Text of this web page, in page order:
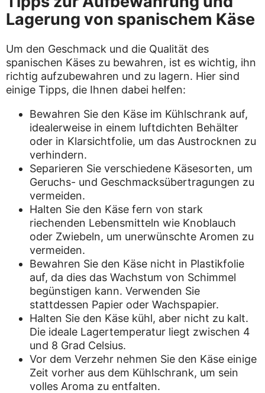
Lagerung von spanischem Käse
Um den Geschmack und die Qualität des
spanischen Käses zu bewahren, ist es wichtig, ihn
richtig aufzubewahren und zu lagern. Hier sind
einige Tipps, die Ihnen dabei helfen:
Bewahren Sie den Käse im Kühlschrank auf,
idealerweise in einem luftdichten Behälter
oder in Klarsichtfolie, um das Austrocknen zu
verhindern.
Separieren Sie verschiedene Käsesorten, um
Geruchs- und Geschmacksübertragungen zu
vermeiden.
Halten Sie den Käse fern von stark
riechenden Lebensmitteln wie Knoblauch
oder Zwiebeln, um unerwünschte Aromen zu
vermeiden.
Bewahren Sie den Käse nicht in Plastikfolie
auf, da dies das Wachstum von Schimmel
begünstigen kann. Verwenden Sie
stattdessen Papier oder Wachspapier.
Halten Sie den Käse kühl, aber nicht zu kalt.
Die ideale Lagertemperatur liegt zwischen 4
und 8 Grad Celsius.
Vor dem Verzehr nehmen Sie den Käse einige
Zeit vorher aus dem Kühlschrank, um sein
volles Aroma zu entfalten.